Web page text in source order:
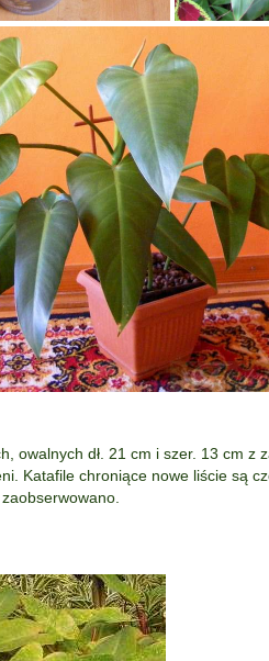
owalnych dł. 21 cm i szer. 13 cm z
Katafile chroniące nowe liście są